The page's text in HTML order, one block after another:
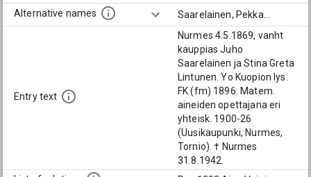
Alternative names
Saarelainen, Pekka
Entry text
Nurmes 4.5.1869, vanht
kauppias Juho
Saarelainen ja Stina Greta
Lintunen. Yo Kuopion lys.
FK (fm) 1896. Matem.
aineiden opettajana eri
yhteisk. 1900-26
(Uusikaupunki, Nurmes,
Tornio). † Nurmes
31.8.1942.